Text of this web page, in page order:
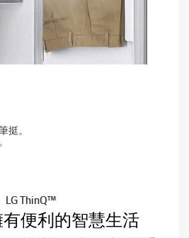
挺。
LG ThinQ™
有便利的智慧生活